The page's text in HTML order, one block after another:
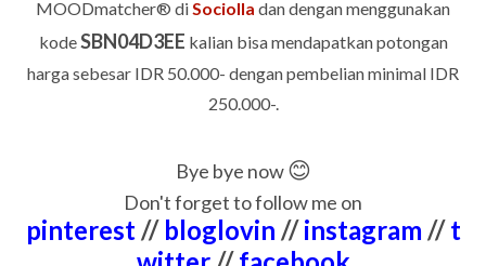
MOODmatcher® diSociolla dan dengan menggunakan
kodeSBN04D3EE kalian bisa mendapatkan potongan
harga sebesar IDR 50.000- dengan pembelian minimal IDR
250.000-.
Bye bye now😊
Don't forget to follow me on
pinterest// bloglovin //instagram //t